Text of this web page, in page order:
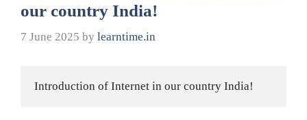
our country India!
7 June 2025 by learntime.in
Introduction of Internet in our country India!